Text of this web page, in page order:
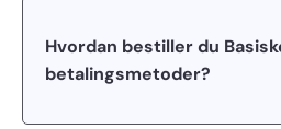
Hvordan bestiller du
betalingsmetoder?​